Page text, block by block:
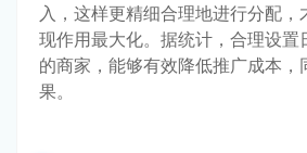
入，这样更精细合理地进行分配，
现作用最大化。据统计，合理设置
的商家，能够有效降低推广成本，
果。